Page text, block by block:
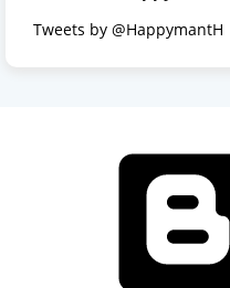
Tweets by @HappymantH